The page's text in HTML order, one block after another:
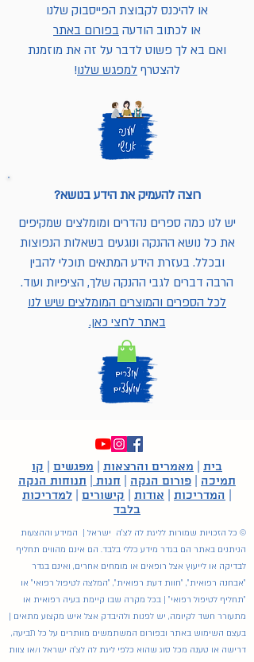
או להיכנס לקבוצת הפייסבוק שלנו
או לכתוב הודעה בפורום באתר
ואם בא לך פשוט לדבר על זה את מוזמנת
להצטרף למפגש שלנו!
רוצה להעמיק את הידע בנושא?
יש לנו כמה ספרים נהדרים ומומלצים שמקיפים
את כל נושא ההנקה ונוגעים בשאלות הנפוצות
ובכלל. בעזרת הידע המתאים תוכלי להבין
הרבה דברים לגבי ההנקה שלך, הציפיות ועוד.
לכל הספרים והמוצרים המומלצים שיש לנו
באתר לחצי כאן.
בית מאמרים והרצאות מפגשים
קו
תמיכה
פורום הנקה חנות
תנוחות הנקה
המדריכות אודות קישורים
למדריכות
בלבד
© כל הזכויות שמורות לליגת לה לצ'ה ישראל | המידע וההצעות
הניתנים באתר הם בגדר מידע כללי בלבד. הם אינם מהווים תחליף
לבדיקה או לייעוץ אצל רופאים או מומחים אחרים, ואינם בגדר
"אבחנה רפואית", "חוות דעת רפואית", "המלצה לטיפול רפואי" או
"תחליף לטיפול רפואי" | בכל מקרה שבו קיימת בעיה רפואית או
מתעורר חשד לקיומה, יש לפנות ולהיבדק אצל איש מקצוע מתאים |
בעצם השימוש באתר ובפורום המשתמשים מוותרים על כל תביעה,
דרישה או טענה מכל סוג שהוא כלפי ליגת לה לצ'ה ישראל ו/או צוות